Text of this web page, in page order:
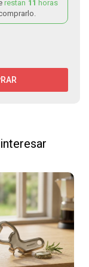
restan 11 horas